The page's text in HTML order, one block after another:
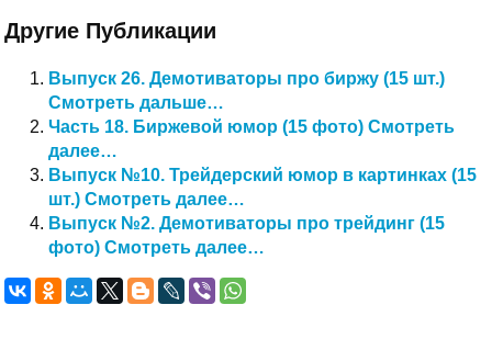
Другие Публикации
Выпуск 26. Демотиваторы про биржу (15 шт.)
Смотреть дальше…
Часть 18. Биржевой юмор (15 фото) Смотреть
далее…
Выпуск №10. Трейдерский юмор в картинках (15
шт.) Смотреть далее…
Выпуск №2. Демотиваторы про трейдинг (15
фото) Смотреть далее…